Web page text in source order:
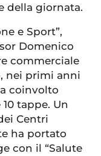
della giornata.
e Sport”,
Domenico
commerciale
nei primi anni
coinvolto
tappe. Un
Centri
ha portato
con il “Salute